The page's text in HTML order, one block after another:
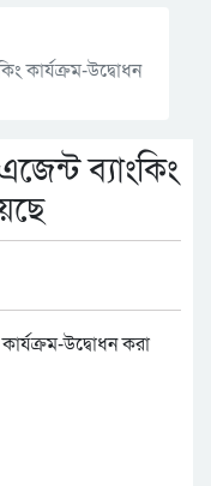
কার্যক্রম-উদ্বোধন
ব্যাংকিং